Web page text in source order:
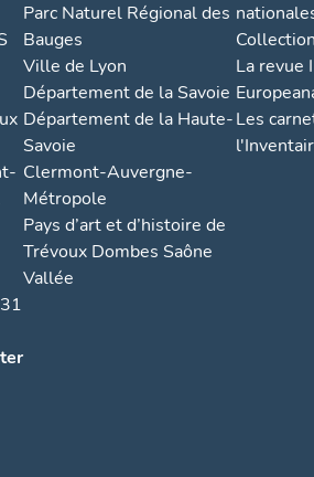
Parc Naturel Régional des
Bauges
Ville de Lyon
Département de la Savoie
Département de la Haute-
Savoie
Clermont-Auvergne-
Métropole
Pays d’art et d’histoire de
Trévoux Dombes Saône
Vallée
La revue
Les